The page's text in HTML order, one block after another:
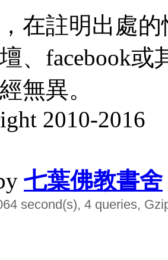
在註明出處
、facebook
無異。
2010-2016
七葉佛教書舍
second(s), 4 queries,